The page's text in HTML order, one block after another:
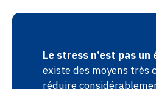
Le stress n’est pas
existe des moyens très
réduire